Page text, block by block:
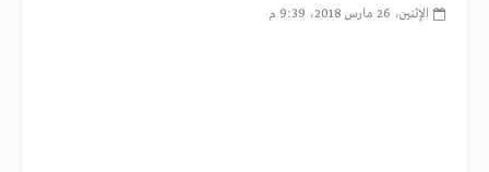
الإثنين، 26 مارس 2018، 9:39 م